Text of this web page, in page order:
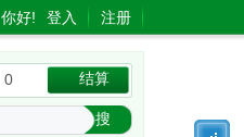
你好! 登入 注册
0
结算
搜